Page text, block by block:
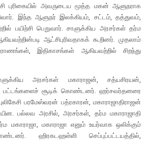
புரிகையில் அவருடைய மூத்த மகன் ஆளுநராக
இந்த ஆளுநர் இலக்கியம், சட்டம், தத்துவம்,
பயிற்சி பெறுவார். சாளுக்கிய அரசர்கள் தர்ம
ஆட்சிபுரிவதாகக் கூறினர். முதலாம்
இதிகாசங்கள் ஆகியவற்றில் சிறந்து
அரசர்கள் மகாராஜன், சத்யசிரயன்,
பட்டங்களைச் சூடிக் கொண்டனர். ஹர்சவர்தனரை
பரமேஸ்வரன் பத்ரகாரன், மகாராஜாதிராஜன்
பல்லவ அரசில், அரசர்கள், தர்ம மகாராஜாதி
மகாராஜா, மகாராஜா எனும் உயர்வாக ஒலிக்கும்
ஹிரகடஹள்ளி செப்புப்பட்டயத்தில்,